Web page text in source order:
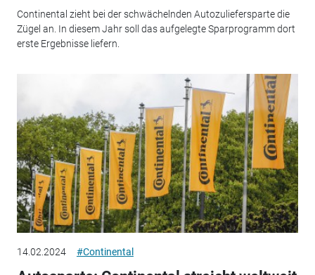
Continental zieht bei der schwächelnden Autozuliefersparte die
Zügel an. In diesem Jahr soll das aufgelegte Sparprogramm dort
erste Ergebnisse liefern.
14.02.2024 #Continental